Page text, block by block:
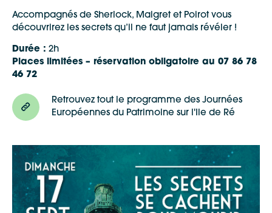
Accompagnés de Sherlock, Maigret et Poirot vous
découvrirez les secrets qu’il ne faut jamais révéler !
Durée : 2h
Places limitées – réservation obligatoire au 07 86 78
46 72
Retrouvez tout le programme des Journées
Européennes du Patrimoine sur l'Ile de Ré